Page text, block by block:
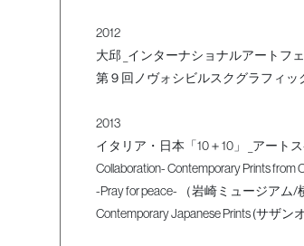
2012
大邱 _インターナショナルアートフ
第９回ノヴォシビルスクグラフィッ
2013
イタリア・日本「10＋10」 _アート
Collaboration- Contemporary Prints from
-Pray for peace- （岩崎ミュージアム/
Contemporary Japanese Prints (サザ